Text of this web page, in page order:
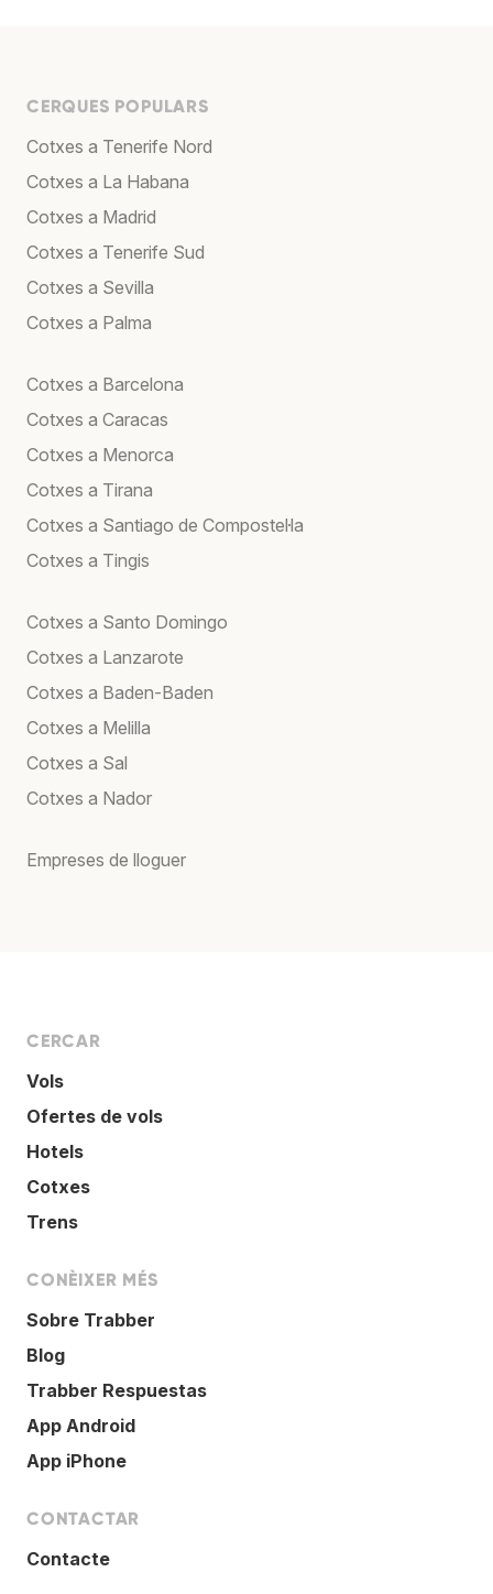
CERQUES POPULARS
Cotxes a Tenerife Nord
Cotxes a La Habana
Cotxes a Madrid
Cotxes a Tenerife Sud
Cotxes a Sevilla
Cotxes a Palma
Cotxes a Barcelona
Cotxes a Caracas
Cotxes a Menorca
Cotxes a Tirana
Cotxes a Santiago de Compostel·la
Cotxes a Tingis
Cotxes a Santo Domingo
Cotxes a Lanzarote
Cotxes a Baden-Baden
Cotxes a Melilla
Cotxes a Sal
Cotxes a Nador
Empreses de lloguer
CERCAR
Vols
Ofertes de vols
Hotels
Cotxes
Trens
CONÈIXER MÉS
Sobre Trabber
Blog
Trabber Respuestas
App Android
App iPhone
CONTACTAR
Contacte